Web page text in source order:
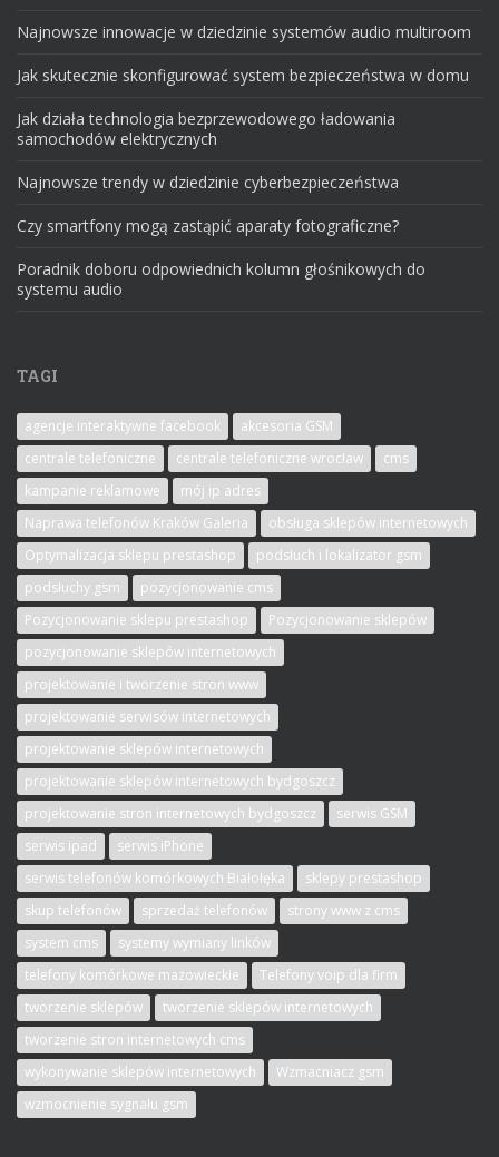
Najnowsze innowacje w dziedzinie systemów audio multiroom
Jak skutecznie skonfigurować system bezpieczeństwa w domu
Jak działa technologia bezprzewodowego ładowania
samochodów elektrycznych
Najnowsze trendy w dziedzinie cyberbezpieczeństwa
Czy smartfony mogą zastąpić aparaty fotograficzne?
Poradnik doboru odpowiednich kolumn głośnikowych do
systemu audio
TAGI
agencje interaktywne facebook
akcesoria GSM
centrale telefoniczne
centrale telefoniczne wrocław
cms
kampanie reklamowe
mój ip adres
Naprawa telefonów Kraków Galeria
obsługa sklepów internetowych
Optymalizacja sklepu prestashop
podsłuch i lokalizator gsm
podsłuchy gsm
pozycjonowanie cms
Pozycjonowanie sklepu prestashop
Pozycjonowanie sklepów
pozycjonowanie sklepów internetowych
projektowanie i tworzenie stron www
projektowanie serwisów internetowych
projektowanie sklepów internetowych
projektowanie sklepów internetowych bydgoszcz
projektowanie stron internetowych bydgoszcz
serwis GSM
serwis ipad
serwis iPhone
serwis telefonów komórkowych Białołęka
sklepy prestashop
skup telefonów
sprzedaż telefonów
strony www z cms
system cms
systemy wymiany linków
telefony komórkowe mazowieckie
Telefony voip dla firm
tworzenie sklepów
tworzenie sklepów internetowych
tworzenie stron internetowych cms
wykonywanie sklepów internetowych
Wzmacniacz gsm
wzmocnienie sygnału gsm